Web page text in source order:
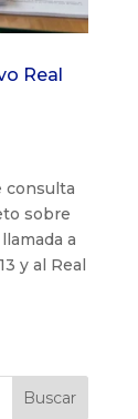
Real
consulta
sobre
a
y al Real